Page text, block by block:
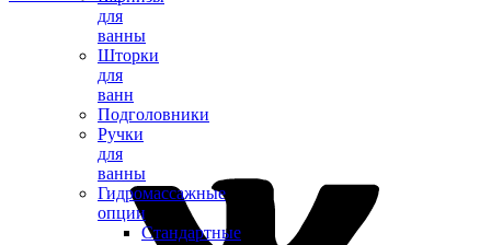
для
ванны
Шторки
для
ванн
Подголовники
Ручки
для
ванны
Гидромассажные
опции
Стандартные